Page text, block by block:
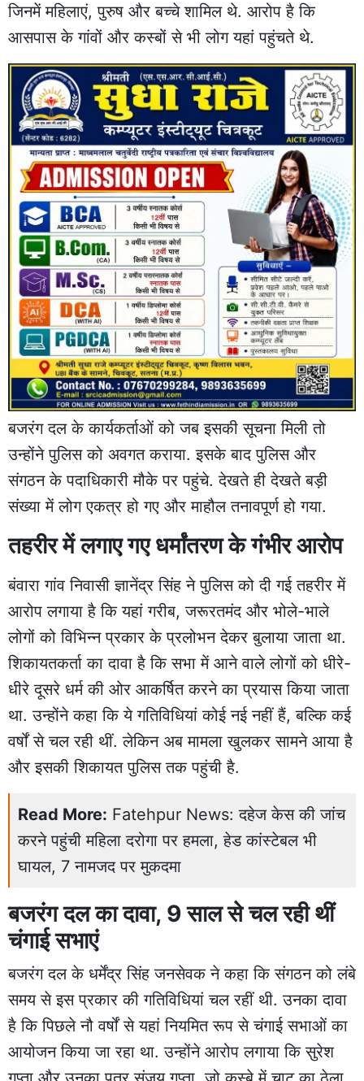
जिनमें महिलाएं, पुरुष और बच्चे शामिल थे. आरोप है कि
आसपास के गांवों और कस्बों से भी लोग यहां पहुंचते थे.
बजरंग दल के कार्यकर्ताओं को जब इसकी सूचना मिली तो
उन्होंने पुलिस को अवगत कराया. इसके बाद पुलिस और
संगठन के पदाधिकारी मौके पर पहुंचे. देखते ही देखते बड़ी
संख्या में लोग एकत्र हो गए और माहौल तनावपूर्ण हो गया.
तहरीर में लगाए गए धर्मांतरण के गंभीर आरोप
बंवारा गांव निवासी ज्ञानेंद्र सिंह ने पुलिस को दी गई तहरीर में
आरोप लगाया है कि यहां गरीब, जरूरतमंद और भोले-भाले
लोगों को विभिन्न प्रकार के प्रलोभन देकर बुलाया जाता था.
शिकायतकर्ता का दावा है कि सभा में आने वाले लोगों को धीरे-
धीरे दूसरे धर्म की ओर आकर्षित करने का प्रयास किया जाता
था. उन्होंने कहा कि ये गतिविधियां कोई नई नहीं हैं, बल्कि कई
वर्षों से चल रही थीं. लेकिन अब मामला खुलकर सामने आया है
और इसकी शिकायत पुलिस तक पहुंची है.
Read More: Fatehpur News: दहेज केस की जांच
करने पहुंची महिला दरोगा पर हमला, हेड कांस्टेबल भी
घायल, 7 नामजद पर मुकदमा
बजरंग दल का दावा, 9 साल से चल रही थीं
चंगाई सभाएं
बजरंग दल के धर्मेंद्र सिंह जनसेवक ने कहा कि संगठन को लंबे
समय से इस प्रकार की गतिविधियां चल रहीं थी. उनका दावा
है कि पिछले नौ वर्षों से यहां नियमित रूप से चंगाई सभाओं का
आयोजन किया जा रहा था. उन्होंने आरोप लगाया कि सुरेश